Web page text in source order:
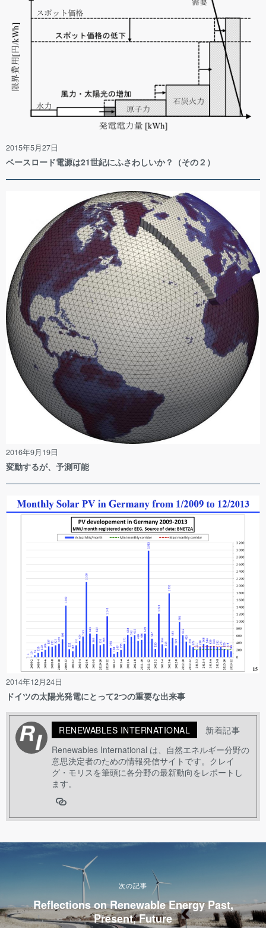
2015年5月27日
ベースロード電源は21世紀にふさわしいか？（その２）
2016年9月19日
変動するが、予測可能
2014年12月24日
ドイツの太陽光発電にとって2つの重要な出来事
RENEWABLES INTERNATIONAL
新着記事
Renewables International は、自然エネルギー分野の
意思決定者のための情報発信サイトです。クレイ
グ・モリスを筆頭に各分野の最新動向をレポートし
ます。
次の記事
Reflections on Renewable Energy Past,
Present, Future